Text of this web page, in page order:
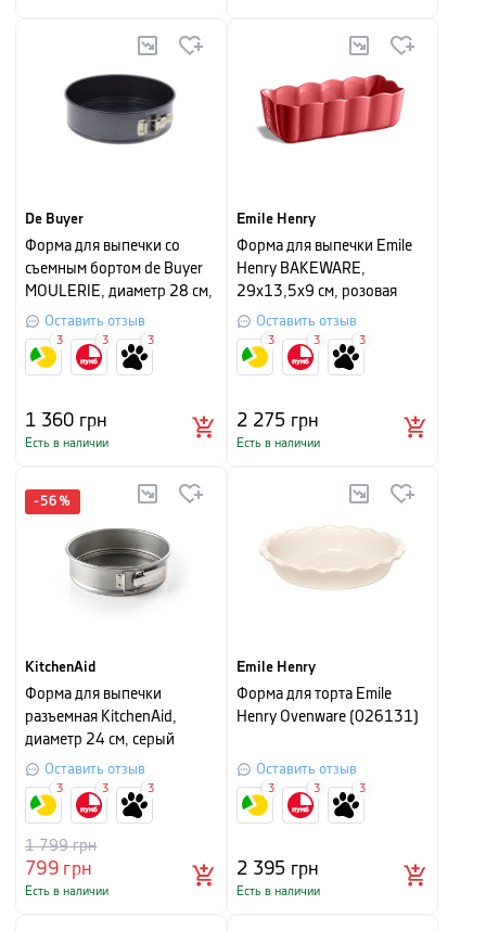
De Buyer
Форма для выпечки со
съемным бортом de Buyer
MOULERIE, диаметр 28 см,
черный
Оставить отзыв
1 360 грн
Есть в наличии
3 3 3
Emile Henry
Форма для выпечки Emile
Henry BAKEWARE,
29х13,5х9 см, розовая
карамель
Оставить отзыв
2 275 грн
Есть в наличии
3 3 3
-56 %
KitchenAid
Форма для выпечки
разъемная KitchenAid,
диаметр 24 см, серый
Оставить отзыв
799грн
1 799грн
Есть в наличии
3 3 3
Emile Henry
Форма для торта Emile
Henry Ovenware (026131)
Оставить отзыв
2 395 грн
Есть в наличии
3 3 3